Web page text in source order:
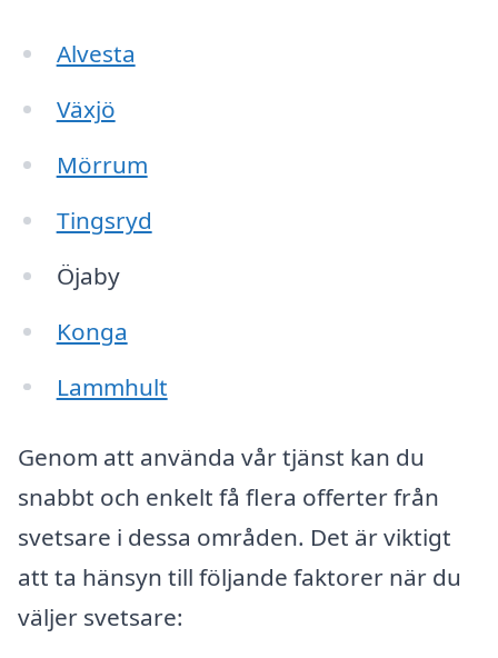
Alvesta
Växjö
Mörrum
Tingsryd
Öjaby
Konga
Lammhult
Genom att använda vår tjänst kan du
snabbt och enkelt få flera offerter från
svetsare i dessa områden. Det är viktigt
att ta hänsyn till följande faktorer när du
väljer svetsare: